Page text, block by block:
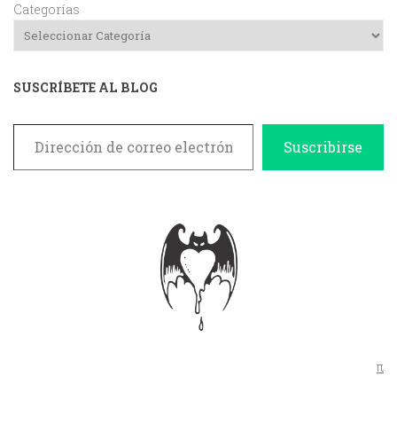
Categorías
SUSCRÍBETE AL BLOG
Dirección de correo electrónico
Suscribirse
π